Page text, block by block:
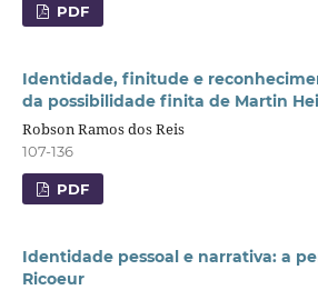
PDF
Identidade, finitude e
da possibilidade finita de Martin
Robson Ramos dos Reis
107-136
PDF
Identidade pessoal e narrativa: a
Ricoeur